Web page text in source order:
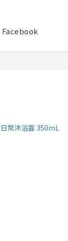
Facebook